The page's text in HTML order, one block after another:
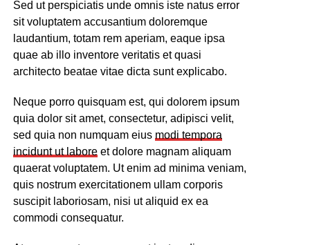
Sed ut perspiciatis unde omnis iste natus error
sit voluptatem accusantium doloremque
laudantium, totam rem aperiam, eaque ipsa
quae ab illo inventore veritatis et quasi
architecto beatae vitae dicta sunt explicabo.
Neque porro quisquam est, qui dolorem ipsum
quia dolor sit amet, consectetur, adipisci velit,
sed quia non numquam eius modi tempora
incidunt ut laboreet dolore magnam aliquam
quaerat voluptatem. Ut enim ad minima veniam,
quis nostrum exercitationem ullam corporis
suscipit laboriosam, nisi ut aliquid ex ea
commodi consequatur.